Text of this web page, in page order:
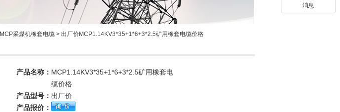
MCP采煤机橡套电缆 > 出厂价MCP1.14KV3*35+1*6+3*2.5矿用橡套电缆价格
产品名称： MCP1.14KV3*35+1*6+3*2.5矿用橡套电
缆价格
产品型号： 出厂价
产品报价：